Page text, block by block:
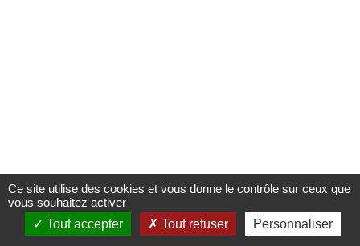
Afficher les ressources
Ce site utilise des cookies et vous donne le contrôle sur ceux que
vous souhaitez activer
Tout accepter
Tout refuser Personnaliser